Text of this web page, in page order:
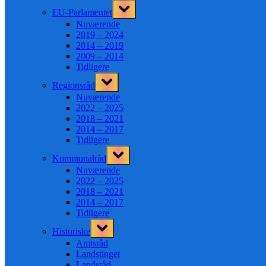
EU-Parlamentet
Toggle
sub-
menu
Nuværende
2019 – 2024
2014 – 2019
2009 – 2014
Tidligere
Regionsråd
Toggle
sub-
menu
Nuværende
2022 – 2025
2018 – 2021
2014 – 2017
Tidligere
Kommunalråd
Toggle
sub-
menu
Nuværende
2022 – 2025
2018 – 2021
2014 – 2017
Tidligere
Historiske
Toggle
sub-
menu
Amtsråd
Landstinget